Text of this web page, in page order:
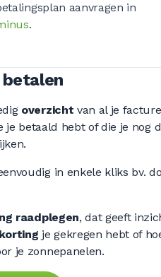
aanvragen in
.
overzicht van al je
je betaald hebt of die je nog
in enkele kliks bv.
raadplegen, dat geeft
korting je gekregen hebt of
je zonnepanelen.